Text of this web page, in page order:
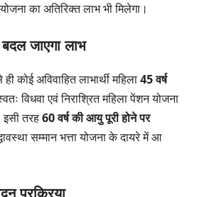
का अतिरिक्त लाभ भी मिलेगा।
जाएगा लाभ
कोई अविवाहित लाभार्थी महिला45 वर्ष
विधवा एवं निराश्रित महिला पेंशन योजना
इसी तरह60 वर्ष की आयु पूरी होने पर
सम्मान भत्ता योजना के दायरे में आ
प्रक्रिया